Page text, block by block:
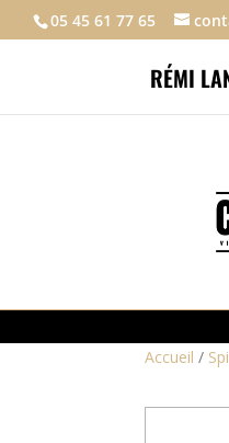
05 45 61 77 65
RÉMI
Accueil /